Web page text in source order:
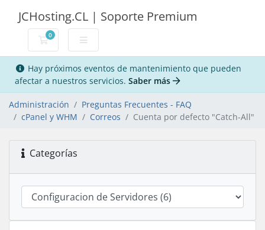
JCHosting.CL | Soporte Premium
0
Carro de Pedidos
Hay próximos eventos de mantenimiento que pueden
afectar a nuestros servicios. Saber más
Administración
Preguntas Frecuentes - FAQ
cPanel y WHM
Correos Cuenta por defecto "Catch-All"
Categorías